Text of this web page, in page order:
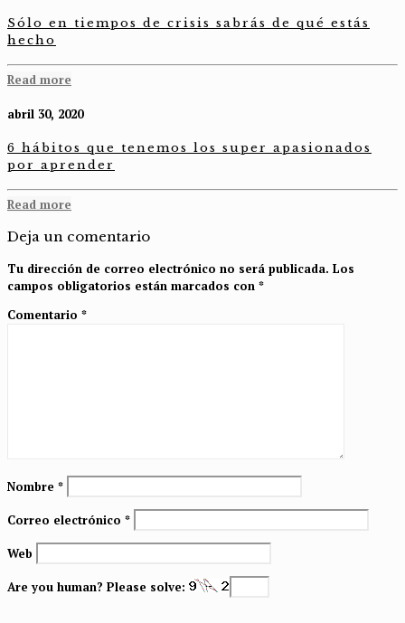
Sólo en tiempos de crisis sabrás de qué estás
hecho
Read more
abril 30, 2020
6 hábitos que tenemos los super apasionados
por aprender
Read more
Deja un comentario
Tu dirección de correo electrónico no será publicada. Los
campos obligatorios están marcados con *
Comentario *
Nombre *
Correo electrónico *
Web
Are you human? Please solve: